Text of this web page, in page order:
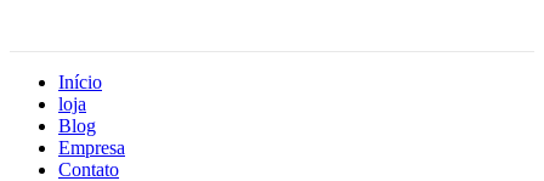
Início
loja
Blog
Empresa
Contato